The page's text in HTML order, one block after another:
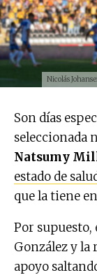
Nicolás
Son días
seleccionada
Natsumy
estado de
que la tiene
Por
González y
apoyo